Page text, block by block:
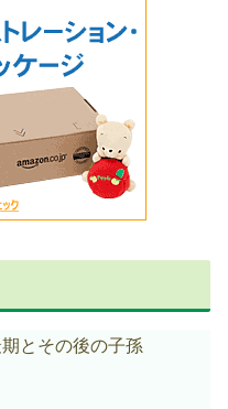
とその後の子孫